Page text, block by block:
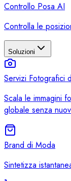
Controllo Posa AI
Controlla le
Soluzioni
Servizi Fotografici
Scala le immagini
globale senza
Brand di Moda
Sintetizza